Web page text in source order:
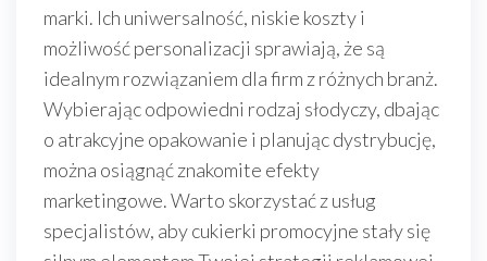
marki. Ich uniwersalność, niskie koszty i
możliwość personalizacji sprawiają, że są
idealnym rozwiązaniem dla firm z różnych branż.
Wybierając odpowiedni rodzaj słodyczy, dbając
o atrakcyjne opakowanie i planując dystrybucję,
można osiągnąć znakomite efekty
marketingowe. Warto skorzystać z usług
specjalistów, aby cukierki promocyjne stały się